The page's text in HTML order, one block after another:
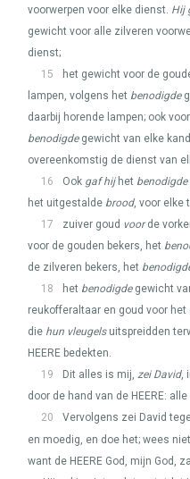
voorwerpen voor elke dienst. Hij
gewicht voor alle zilveren
dienst;
15
het gewicht voor de
lampen, volgens het benodigde
daarbij horende lampen; ook
benodigdegewicht van elke
overeenkomstig de dienst van
16
Ook gaf hijhet benodigde
het uitgestalde brood, voor elke
17
zuiver goud voorde
voor de gouden bekers, het
de zilveren bekers, het
18
het benodigdegewicht
reukofferaltaar en goud voor
die hun vleugelsuitspreidden
HEERE bedekten.
19
Dit alles is mij, zei David,
door de hand van de HEERE:
20
Vervolgens zei David
en moedig, en doe het; wees
want de HEERE God, mijn God,